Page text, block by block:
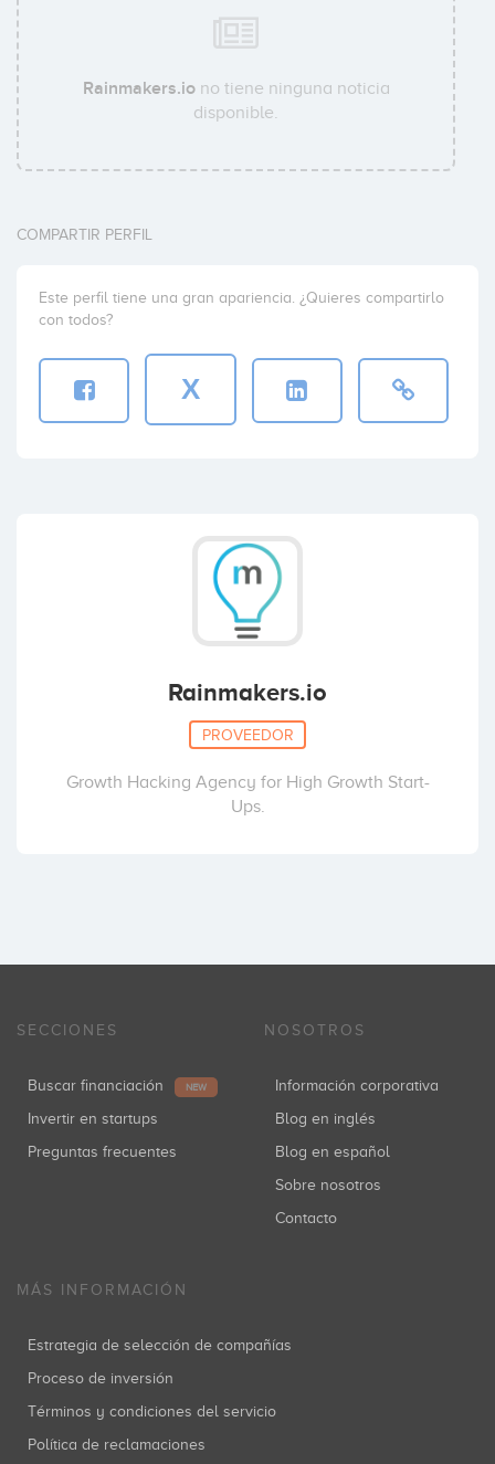
Rainmakers.iono tiene ninguna noticia
disponible.
COMPARTIR PERFIL
Este perfil tiene una gran apariencia. ¿Quieres compartirlo
con todos?
X
Rainmakers.io
PROVEEDOR
Growth Hacking Agency for High Growth Start-
Ups.
SECCIONES
Buscar financiación NEW
Invertir en startups
Preguntas frecuentes
NOSOTROS
Información corporativa
Blog en inglés
Blog en español
Sobre nosotros
Contacto
MÁS INFORMACIÓN
Estrategia de selección de compañías
Proceso de inversión
Términos y condiciones del servicio
Política de reclamaciones